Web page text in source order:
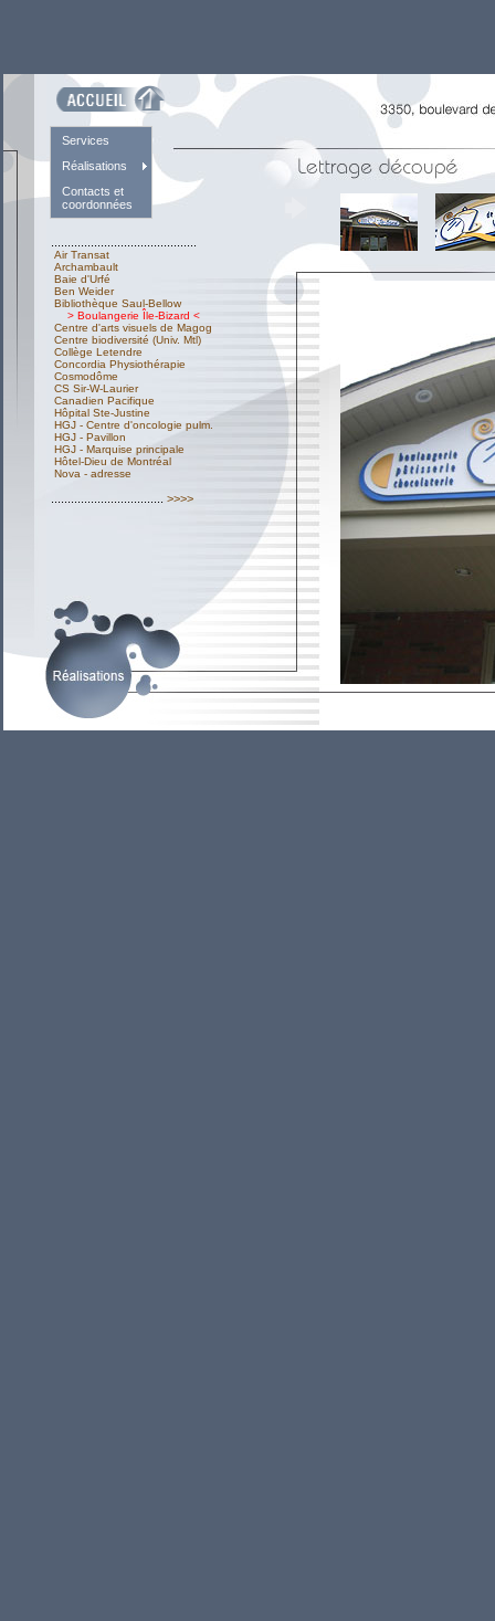
Services
Réalisations
Contacts et
coordonnées
Air Transat
Archambault
Baie d'Urfé
Ben Weider
Bibliothèque Saul-Bellow
> Boulangerie Île-Bizard <
Centre d'arts visuels de Magog
Centre biodiversité (Univ. Mtl)
Collège Letendre
Concordia Physiothérapie
Cosmodôme
CS Sir-W-Laurier
Canadien Pacifique
Hôpital Ste-Justine
HGJ - Centre d'oncologie pulm.
HGJ - Pavillon
HGJ - Marquise principale
Hôtel-Dieu de Montréal
Nova - adresse
>>>>